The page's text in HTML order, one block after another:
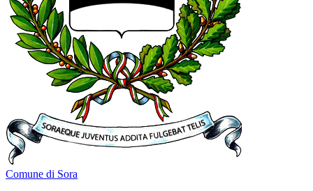
Comune di Sora